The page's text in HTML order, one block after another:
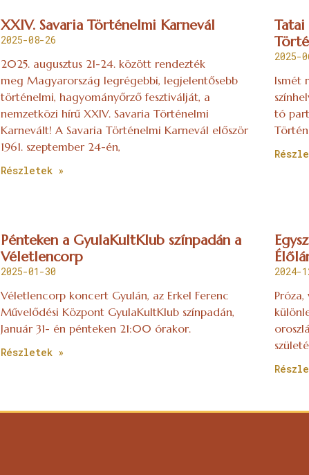
XXIV. Savaria Történelmi Karnevál
2025-08-26
2025. augusztus 21-24. között rendezték
meg Magyarország legrégebbi, legjelentősebb
történelmi, hagyományőrző fesztiválját, a
nemzetközi hírű XXIV. Savaria Történelmi
Karnevált! A Savaria Történelmi Karnevál először
1961. szeptember 24-én,
Részletek »
Tatai
2025-
Ismét
tó
Pénteken a GyulaKultKlub színpadán a
Véletlencorp
2025-01-30
Véletlencorp koncert Gyulán, az Erkel Ferenc
Művelődési Központ GyulaKultKlub színpadán,
Január 31- én pénteken 21:00 órakor.
Részletek »
2024-